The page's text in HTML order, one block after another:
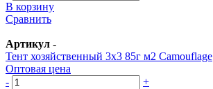
В корзину
Сравнить
Артикул -
Тент хозяйственный 3х3 85г м2 Camouflage
Оптовая цена
-
+